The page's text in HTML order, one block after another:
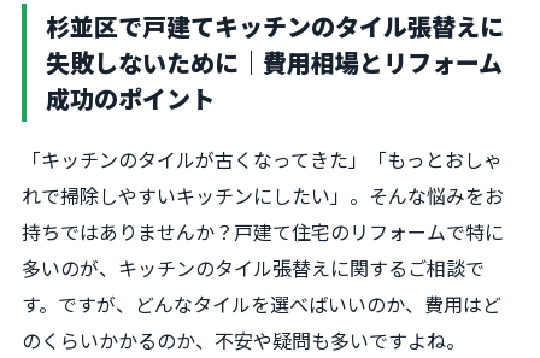
杉並区で戸建てキッチンのタイル張替えに
失敗しないために｜費用相場とリフォーム
成功のポイント
「キッチンのタイルが古くなってきた」「もっとおしゃ
れで掃除しやすいキッチンにしたい」。そんな悩みをお
持ちではありませんか？戸建て住宅のリフォームで特に
多いのが、キッチンのタイル張替えに関するご相談で
す。ですが、どんなタイルを選べばいいのか、費用はど
のくらいかかるのか、不安や疑問も多いですよね。